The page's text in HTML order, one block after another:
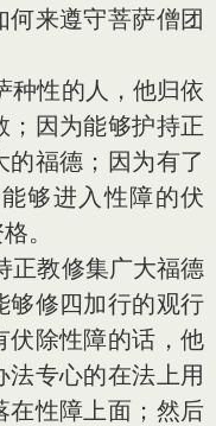
何来遵守菩萨僧团
性的人，他归依
；因为能够护持正
福德；因为有了
够进入性障的伏
。
教修集广大福德
够修四加行的观行
伏除性障的话，他
专心的在法上用
在性障上面；然后